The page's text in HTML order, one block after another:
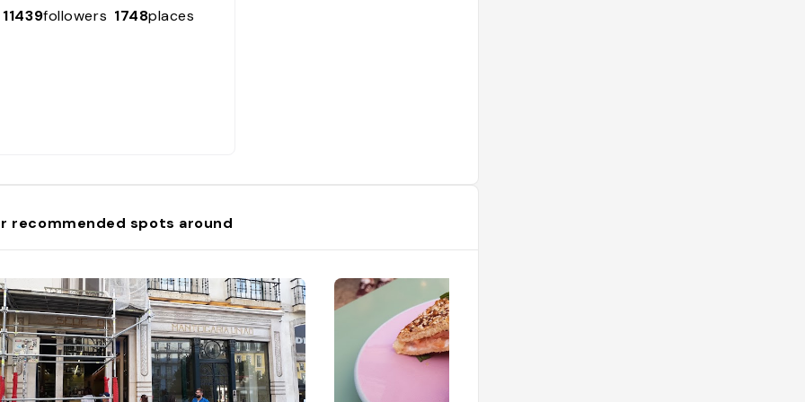
11439followers 1748places
recommended spots around